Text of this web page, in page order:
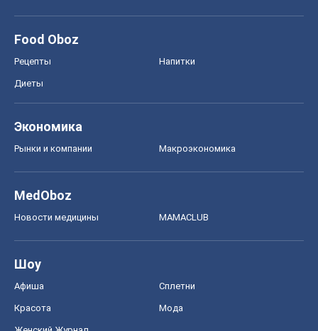
Food Oboz
Рецепты Напитки
Диеты
Экономика
Рынки и компании Mакроэкономика
MedOboz
Новости медицины MAMACLUB
Шоу
Афиша Сплетни
Красота Мода